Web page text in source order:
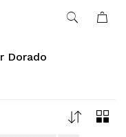
Dorado